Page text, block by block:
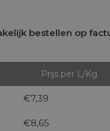
bestellen op
Prijs per L/Kg
€7,39
€8,65